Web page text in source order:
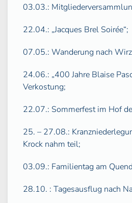
03.03.:
22.04.: „Jacques Brel Soirée“;
07.05.: Wanderung nach
24.06.: „400 Jahre Blaise
Verkostung;
22.07.: Sommerfest im Hof
25. – 27.08.:
Krock nahm teil;
03.09.: Familientag am
28.10. : Tagesausflug nach